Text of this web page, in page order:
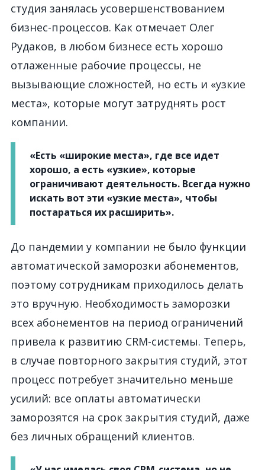
студия занялась усовершенствованием
бизнес-процессов. Как отмечает Олег
Рудаков, в любом бизнесе есть хорошо
отлаженные рабочие процессы, не
вызывающие сложностей, но есть и «узкие
места», которые могут затруднять рост
компании.
«Есть «широкие места», где все идет
хорошо, а есть «узкие», которые
ограничивают деятельность. Всегда нужно
искать вот эти «узкие места», чтобы
постараться их расширить».
До пандемии у компании не было функции
автоматической заморозки абонементов,
поэтому сотрудникам приходилось делать
это вручную. Необходимость заморозки
всех абонементов на период ограничений
привела к развитию CRM-системы. Теперь,
в случае повторного закрытия студий, этот
процесс потребует значительно меньше
усилий: все оплаты автоматически
заморозятся на срок закрытия студий, даже
без личных обращений клиентов.